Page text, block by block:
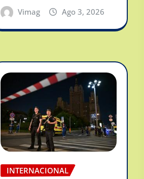
Vimag Ago 3, 2026
INTERNACIONAL